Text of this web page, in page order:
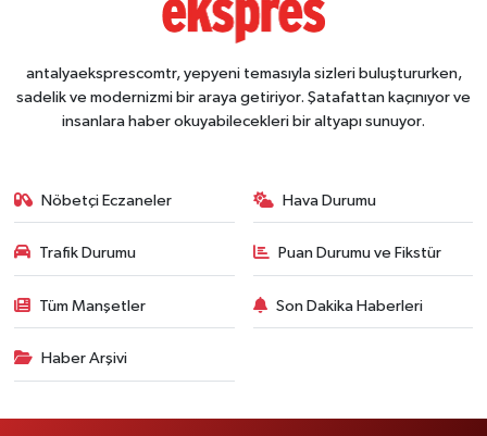
antalyaeksprescomtr, yepyeni temasıyla sizleri buluştururken,
sadelik ve modernizmi bir araya getiriyor. Şatafattan kaçınıyor ve
insanlara haber okuyabilecekleri bir altyapı sunuyor.
Nöbetçi Eczaneler Hava Durumu
Trafik Durumu Puan Durumu ve Fikstür
Tüm Manşetler Son Dakika Haberleri
Haber Arşivi